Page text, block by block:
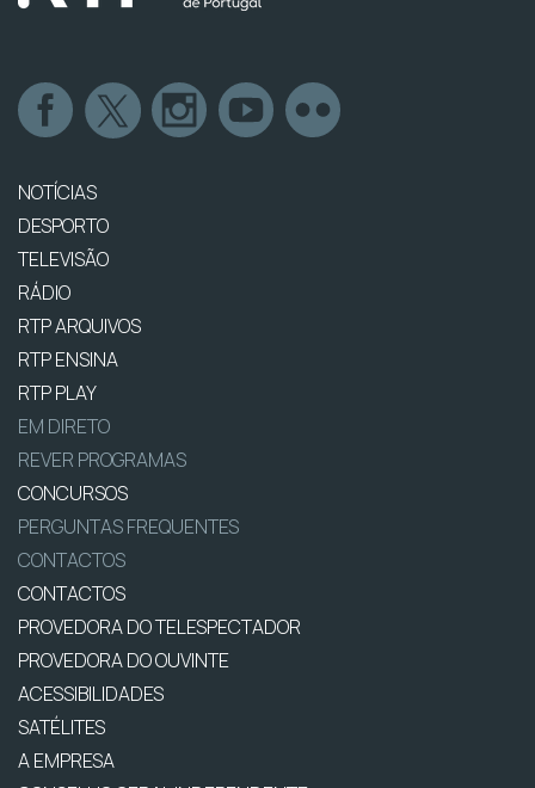
NOTÍCIAS
DESPORTO
TELEVISÃO
RÁDIO
RTP ARQUIVOS
RTP ENSINA
RTP PLAY
EM DIRETO
REVER PROGRAMAS
CONCURSOS
PERGUNTAS FREQUENTES
CONTACTOS
CONTACTOS
PROVEDORA DO TELESPECTADOR
PROVEDORA DO OUVINTE
ACESSIBILIDADES
SATÉLITES
A EMPRESA